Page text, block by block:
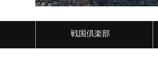
戦国倶楽部